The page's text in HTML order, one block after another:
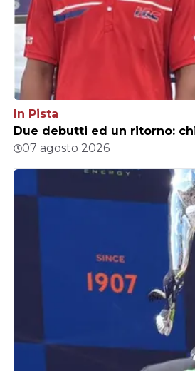
In Pista
Due debutti ed un ritorno:
07 agosto 2026